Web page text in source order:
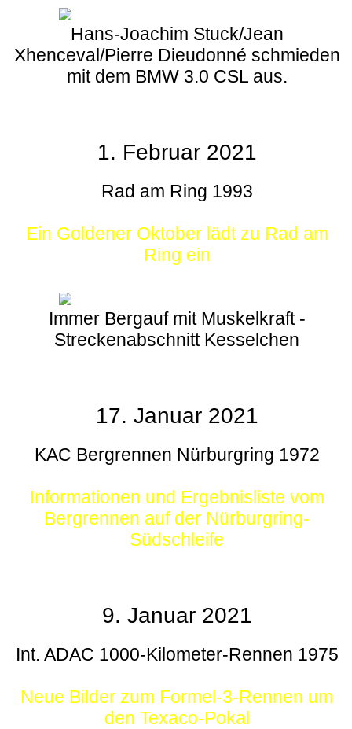
Hans-Joachim Stuck/Jean
Xhenceval/Pierre Dieudonné schmieden
mit dem BMW 3.0 CSL aus.
1. Februar 2021
Rad am Ring 1993
Ein Goldener Oktober lädt zu Rad am
Ring ein
Immer Bergauf mit Muskelkraft -
Streckenabschnitt Kesselchen
17. Januar 2021
KAC Bergrennen Nürburgring 1972
Informationen und Ergebnisliste vom
Bergrennen auf der Nürburgring-
Südschleife
9. Januar 2021
Int. ADAC 1000-Kilometer-Rennen 1975
Neue Bilder zum Formel-3-Rennen um
den Texaco-Pokal